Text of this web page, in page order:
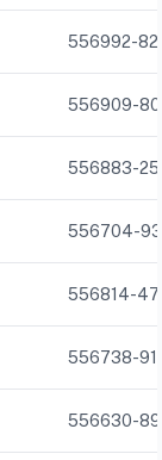
556992-
556909-
556883-
556704-
556814-
556738-
556630-